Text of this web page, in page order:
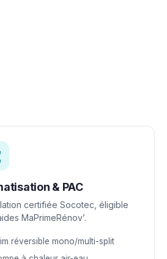
& PAC
certifiée Socotec, éligible
MaPrimeRénov’.
réversible mono/multi-split